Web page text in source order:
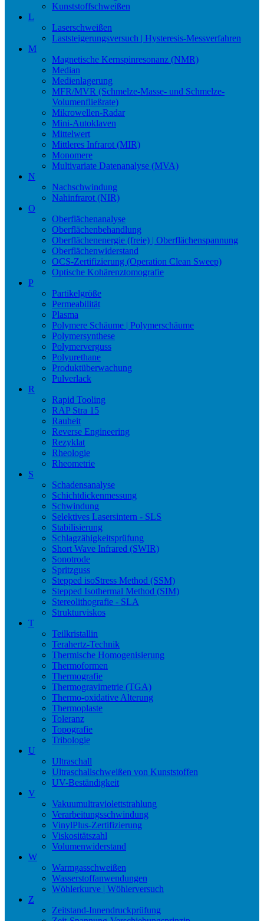
Kunststoffschweißen
L
Laserschweißen
Laststeigerungsversuch | Hysteresis-Messverfahren
M
Magnetische Kernspinresonanz (NMR)
Median
Medienlagerung
MFR/MVR (Schmelze-Masse- und Schmelze-
Volumenfließrate)
Mikrowellen-Radar
Mini-Autoklaven
Mittelwert
Mittleres Infrarot (MIR)
Monomere
Multivariate Datenanalyse (MVA)
N
Nachschwindung
Nahinfrarot (NIR)
O
Oberflächenanalyse
Oberflächenbehandlung
Oberflächenenergie (freie) | Oberflächenspannung
Oberflächenwiderstand
OCS-Zertifizierung (Operation Clean Sweep)
Optische Kohärenztomografie
P
Partikelgröße
Permeabilität
Plasma
Polymere Schäume | Polymerschäume
Polymersynthese
Polymerverguss
Polyurethane
Produktüberwachung
Pulverlack
R
Rapid Tooling
RAP Stra 15
Rauheit
Reverse Engineering
Rezyklat
Rheologie
Rheometrie
S
Schadensanalyse
Schichtdickenmessung
Schwindung
Selektives Lasersintern - SLS
Stabilisierung
Schlagzähigkeitsprüfung
Short Wave Infrared (SWIR)
Sonotrode
Spritzguss
Stepped isoStress Method (SSM)
Stepped Isothermal Method (SIM)
Stereolithografie - SLA
Strukturviskos
T
Teilkristallin
Terahertz-Technik
Thermische Homogenisierung
Thermoformen
Thermografie
Thermogravimetrie (TGA)
Thermo-oxidative Alterung
Thermoplaste
Toleranz
Topografie
Tribologie
U
Ultraschall
Ultraschallschweißen von Kunststoffen
UV-Beständigkeit
V
Vakuumultraviolettstrahlung
Verarbeitungsschwindung
VinylPlus-Zertifizierung
Viskositätszahl
Volumenwiderstand
W
Warmgasschweißen
Wasserstoffanwendungen
Wöhlerkurve | Wöhlerversuch
Z
Zeitstand-Innendruckprüfung